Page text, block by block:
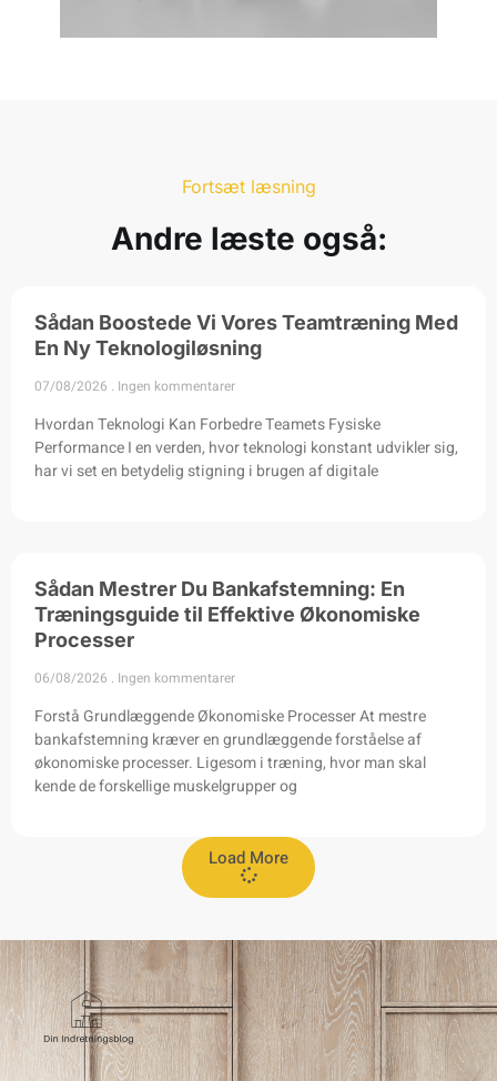
Fortsæt læsning
Andre læste også:
Sådan Boostede Vi Vores Teamtræning Med
En Ny Teknologiløsning
07/08/2026 Ingen kommentarer
Hvordan Teknologi Kan Forbedre Teamets Fysiske
Performance I en verden, hvor teknologi konstant udvikler sig,
har vi set en betydelig stigning i brugen af digitale
Sådan Mestrer Du Bankafstemning: En
Træningsguide til Effektive Økonomiske
Processer
06/08/2026 Ingen kommentarer
Forstå Grundlæggende Økonomiske Processer At mestre
bankafstemning kræver en grundlæggende forståelse af
økonomiske processer. Ligesom i træning, hvor man skal
kende de forskellige muskelgrupper og
Load More